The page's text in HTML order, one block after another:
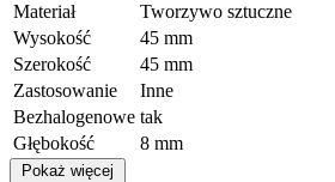
Materiał
Tworzywo sztuczne
Wysokość
45 mm
Szerokość
45 mm
Zastosowanie
Inne
Bezhalogenowe tak
Głębokość
8 mm
Pokaż więcej